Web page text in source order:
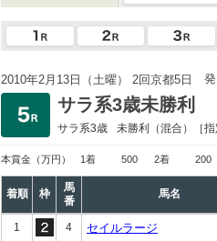
2010年2月13日（土曜） 2回京都5日
サラ系3歳未勝利
サラ系3歳 未勝利 （混合）［指
本賞金 （万円） 1着 500 2着 200
着順 枠
馬
番
馬名
1 4 セイルラージ